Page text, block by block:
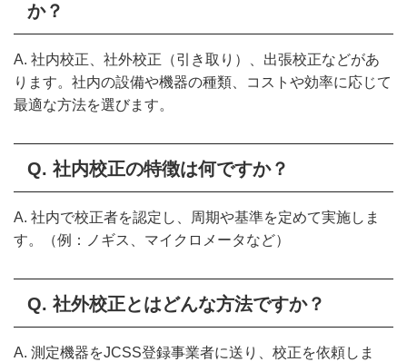
か？
A. 社内校正、社外校正（引き取り）、出張校正などがあ
ります。社内の設備や機器の種類、コストや効率に応じて
最適な方法を選びます。
Q. 社内校正の特徴は何ですか？
A. 社内で校正者を認定し、周期や基準を定めて実施しま
す。（例：ノギス、マイクロメータなど）
Q. 社外校正とはどんな方法ですか？
A. 測定機器をJCSS登録事業者に送り、校正を依頼しま